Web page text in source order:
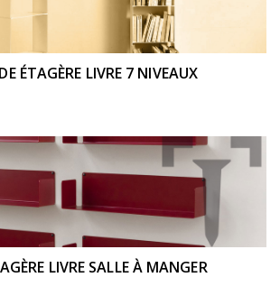
ÉTAGÈRE LIVRE 7 NIVEAUX
LIVRE SALLE À MANGER